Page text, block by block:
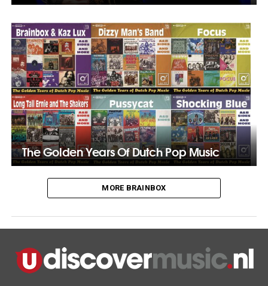
The Golden Years Of Dutch Pop Music
MORE BRAINBOX